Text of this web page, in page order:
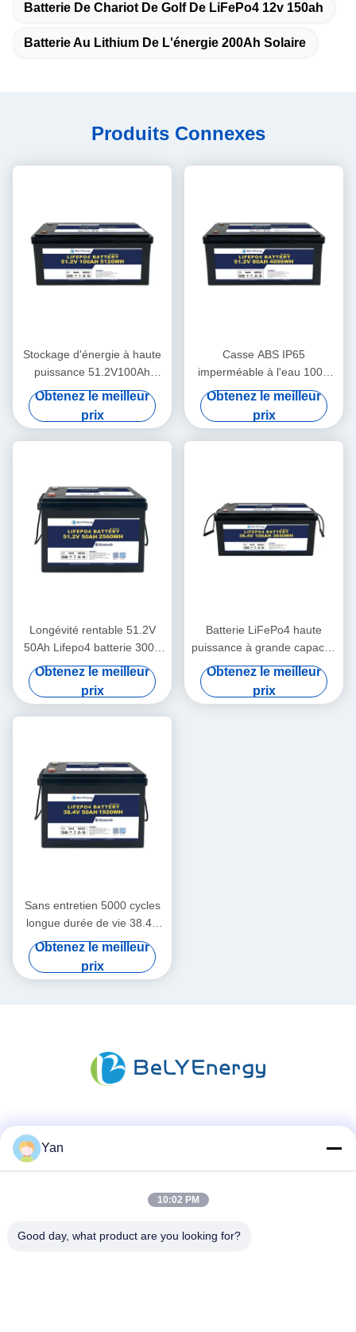
Batterie De Chariot De Golf De LiFePo4 12v 150ah
Batterie Au Lithium De L'énergie 200Ah Solaire
Produits Connexes
Stockage d'énergie à haute
puissance 51.2V100Ah
Batterie rechargeable pour
domestique
Obtenez le meilleur
prix
Casse ABS IP65
imperméable à l'eau 100A
Max décharge 48V80Ah
l'énergie solaire
Obtenez le meilleur
prix
Longévité rentable 51.2V
50Ah Lifepo4 batterie 3000
cycles pour le système de
Obtenez le meilleur
prix
Batterie LiFePo4 haute
puissance à grande capacité
étanche à l'eau 36V100Ah
pour véhicules électriques
Obtenez le meilleur
prix
Sans entretien 5000 cycles
longue durée de vie 38.4V
50Ah batterie au lithium fer
phosphate pour marine
Obtenez le meilleur
prix
Contactez rapidement
Téléphone :
Yan
10:02 PM
Good day, what product are you looking for?